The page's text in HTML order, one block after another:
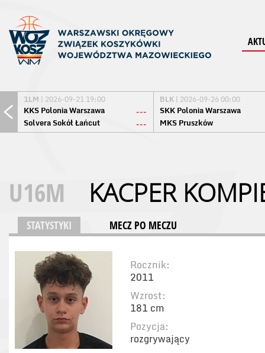
1LM | 2026-09-21 19:00
KKS Polonia Warszawa
---
Solvera Sokół Łańcut
---
BLK | 2026-09-26 00:00
SKK Polonia Warszawa
MKS Pruszków
U16M KACPER
STATYSTYKI MECZ PO MECZU
Rocznik:
2011
Wzrost:
181 cm
Pozycja:
rozgrywający